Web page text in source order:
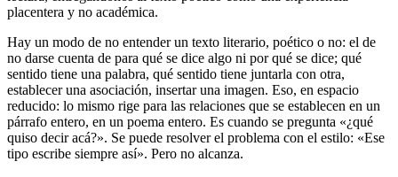
placentera y no académica.
Hay un modo de no entender un texto literario, poético o no: el de
no darse cuenta de para qué se dice algo ni por qué se dice; qué
sentido tiene una palabra, qué sentido tiene juntarla con otra,
establecer una asociación, insertar una imagen. Eso, en espacio
reducido: lo mismo rige para las relaciones que se establecen en un
párrafo entero, en un poema entero. Es cuando se pregunta «¿qué
quiso decir acá?». Se puede resolver el problema con el estilo: «Ese
tipo escribe siempre así». Pero no alcanza.